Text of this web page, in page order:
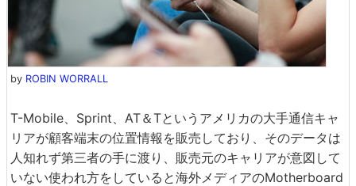
by ROBIN WORRALL
T-Mobile、Sprint、AT＆Tというアメリカの大手通信キャ
リアが顧客端末の位置情報を販売しており、そのデータは
人知れず第三者の手に渡り、販売元のキャリアが意図して
いない使われ方をしていると海外メディアのMotherboard